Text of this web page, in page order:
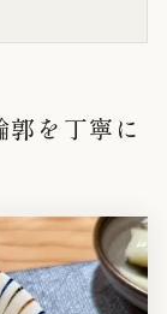
を丁寧に